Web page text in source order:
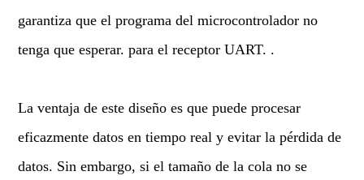
garantiza que el programa del microcontrolador no
tenga que esperar. para el receptor UART. .
La ventaja de este diseño es que puede procesar
eficazmente datos en tiempo real y evitar la pérdida de
datos. Sin embargo, si el tamaño de la cola no se